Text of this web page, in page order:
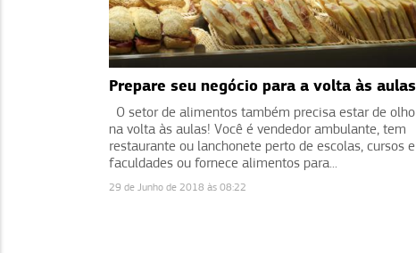
Prepare seu negócio para a volta às aulas
O setor de alimentos também precisa estar de olho
na volta às aulas! Você é vendedor ambulante, tem
restaurante ou lanchonete perto de escolas, cursos e
faculdades ou fornece alimentos para...
29 de Junho de 2018 às 08:22